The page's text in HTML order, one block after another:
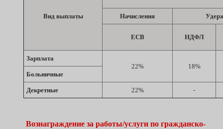
Вид выплаты Начисления
ЕСВ НДФЛ
Зарплата
22%
18%
Больничные
Декретные 22% -
Вознаграждение за работы/услуги по гражданско-